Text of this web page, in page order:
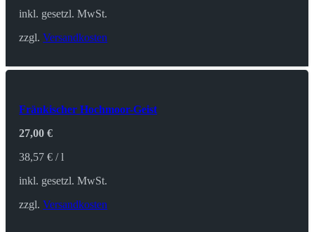
inkl. gesetzl. MwSt.
zzgl.Versandkosten
Fränkischer Hochmoor-Geist
27,00€
38,57€ /l
inkl. gesetzl. MwSt.
zzgl.Versandkosten